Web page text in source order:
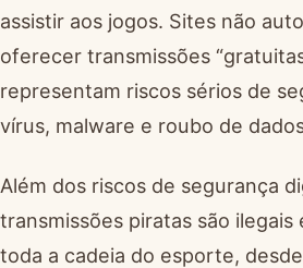
assistir aos jogos. Sites não
oferecer transmissões
representam riscos sérios de
vírus, malware e roubo de
Além dos riscos de segurança
transmissões piratas são ilegais
toda a cadeia do esporte,